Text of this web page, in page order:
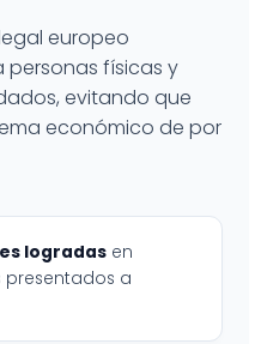
europeo
físicas y
evitando que
económico de por
logradas en
presentados a